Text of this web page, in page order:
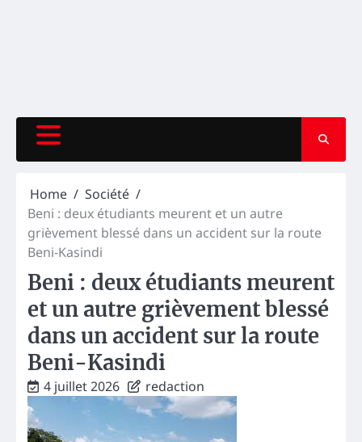
Home
Société
Beni : deux étudiants meurent et un autre
grièvement blessé dans un accident sur la route
Beni-Kasindi
Beni : deux étudiants meurent
et un autre grièvement blessé
dans un accident sur la route
Beni-Kasindi
4 juillet 2026 redaction